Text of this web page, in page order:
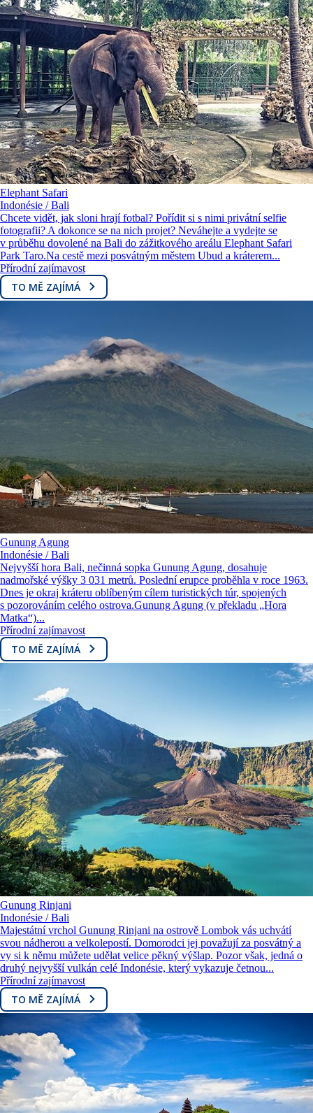
Elephant Safari
Indonésie / Bali
Chcete vidět, jak sloni hrají fotbal? Pořídit si s nimi privátní selfie
fotografii? A dokonce se na nich projet? Neváhejte a vydejte se
v průběhu dovolené na Bali do zážitkového areálu Elephant Safari
Park Taro.Na cestě mezi posvátným městem Ubud a kráterem...
Přírodní zajímavost
TO MĚ ZAJÍMÁ
Gunung Agung
Indonésie / Bali
Nejvyšší hora Bali, nečinná sopka Gunung Agung, dosahuje
nadmořské výšky 3 031 metrů. Poslední erupce proběhla v roce 1963.
Dnes je okraj kráteru oblíbeným cílem turistických túr, spojených
s pozorováním celého ostrova.Gunung Agung (v překladu „Hora
Matka“)...
Přírodní zajímavost
TO MĚ ZAJÍMÁ
Gunung Rinjani
Indonésie / Bali
Majestátní vrchol Gunung Rinjani na ostrově Lombok vás uchvátí
svou nádherou a velkolepostí. Domorodci jej považují za posvátný a
vy si k němu můžete udělat velice pěkný výšlap. Pozor však, jedná o
druhý nejvyšší vulkán celé Indonésie, který vykazuje četnou...
Přírodní zajímavost
TO MĚ ZAJÍMÁ